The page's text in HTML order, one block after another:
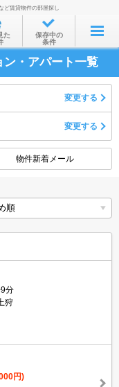
ら
から
ど賃貸物件の部屋探し
た
保存中の
条件
・アパート一覧
変更する
変更する
物件新着メール
分
狩
円)